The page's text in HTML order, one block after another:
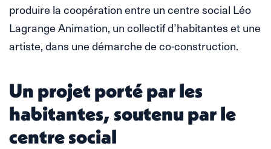
produire la coopération entre un centre social Léo
Lagrange Animation, un collectif d’habitantes et une
artiste, dans une démarche de co-construction.
Un projet porté par les
habitantes, soutenu par le
centre social